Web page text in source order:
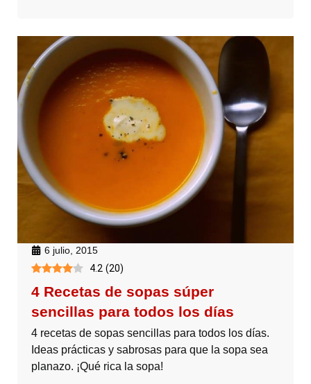
6 julio, 2015
4.2 (20)
4 Recetas de sopas súper
sencillas para todos los días
4 recetas de sopas sencillas para todos los días.
Ideas prácticas y sabrosas para que la sopa sea
planazo. ¡Qué rica la sopa!